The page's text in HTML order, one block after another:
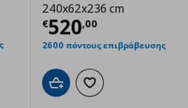
€ 168,00
240x62x236 cm
€520,00
Τρέχουσα
2600 πόντους επιβράβευσης
Προσθήκη στο καλάθι
Προσθήκη στα